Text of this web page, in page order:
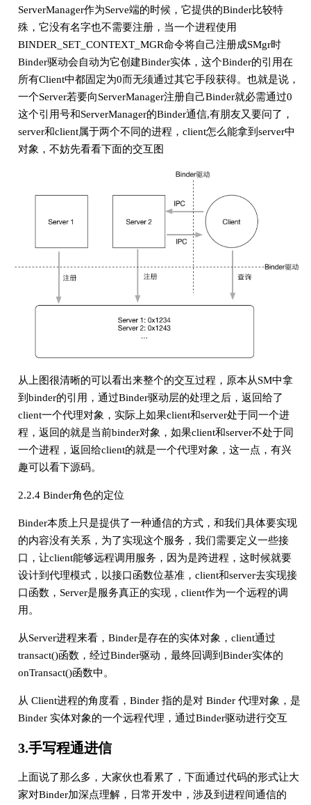
ServerManager作为Serve端的时候，它提供的Binder比较特
殊，它没有名字也不需要注册，当一个进程使用
BINDER_SET_CONTEXT_MGR命令将自己注册成SMgr时
Binder驱动会自动为它创建Binder实体，这个Binder的引用在
所有Client中都固定为0而无须通过其它手段获得。也就是说，
一个Server若要向ServerManager注册自己Binder就必需通过0
这个引用号和ServerManager的Binder通信,有朋友又要问了，
server和client属于两个不同的进程，client怎么能拿到server中
对象，不妨先看看下面的交互图
从上图很清晰的可以看出来整个的交互过程，原本从SM中拿
到binder的引用，通过Binder驱动层的处理之后，返回给了
client一个代理对象，实际上如果client和server处于同一个进
程，返回的就是当前binder对象，如果client和server不处于同
一个进程，返回给client的就是一个代理对象，这一点，有兴
趣可以看下源码。
2.2.4 Binder角色的定位
Binder本质上只是提供了一种通信的方式，和我们具体要实现
的内容没有关系，为了实现这个服务，我们需要定义一些接
口，让client能够远程调用服务，因为是跨进程，这时候就要
设计到代理模式，以接口函数位基准，client和server去实现接
口函数，Server是服务真正的实现，client作为一个远程的调
用。
从Server进程来看，Binder是存在的实体对象，client通过
transact()函数，经过Binder驱动，最终回调到Binder实体的
onTransact()函数中。
从 Client进程的角度看，Binder 指的是对 Binder 代理对象，是
Binder 实体对象的一个远程代理，通过Binder驱动进行交互
3.手写程通进信
上面说了那么多，大家伙也看累了，下面通过代码的形式让大
家对Binder加深点理解，日常开发中，涉及到进程间通信的